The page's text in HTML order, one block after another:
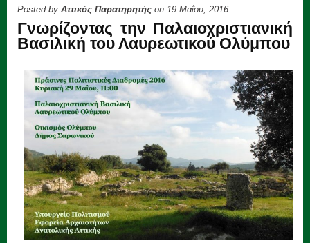
Posted by Αττικός Παρατηρητής on 19 Μαΐου, 2016
Γνωρίζοντας την Παλαιοχριστιανική
Βασιλική του Λαυρεωτικού Ολύμπου